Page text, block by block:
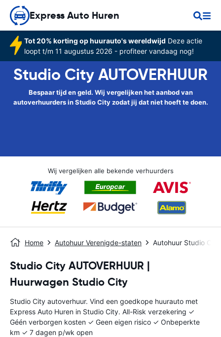
Express Auto Huren
Tot 20% korting op huurauto's wereldwijd Deze actie
loopt t/m 11 augustus 2026 - profiteer vandaag nog!
Studio City AUTOVERHUUR
Bespaar tijd en geld. Wij vergelijken het aanbod van
autoverhuurders in Studio City zodat jij dat niet hoeft te doen.
Wij vergelijken alle bekende verhuurders
Home Autohuur Verenigde-staten Autohuur Studio City
Studio City AUTOVERHUUR |
Huurwagen Studio City
Studio City autoverhuur. Vind een goedkope huurauto met
Express Auto Huren in Studio City. All-Risk verzekering ✓
Géén verborgen kosten ✓ Geen eigen risico ✓ Onbeperkte
km ✓ 7 dagen p/wk open